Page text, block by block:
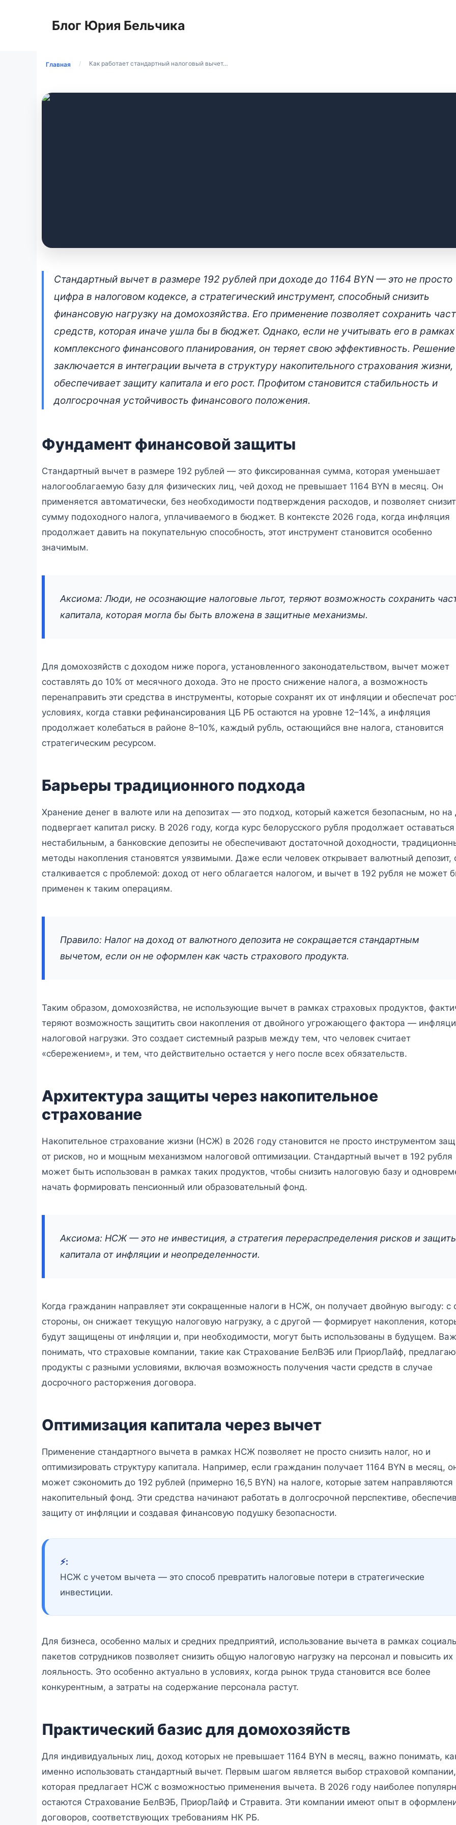
содержимомуБлог Юрия Бельчика
Главная / Как работает стандартный налоговый вычет…
Как работает стандартный налоговый вычет в
накопительном страховании жизни в Беларуси
📅 2 июля 2026 • 👁 6 745 прочтений
Стандартный вычет в размере 192 рублей при доходе до 1164 BYN — это не просто
цифра в налоговом кодексе, а стратегический инструмент, способный снизить
финансовую нагрузку на домохозяйства. Его применение позволяет сохранить
средств, которая иначе ушла бы в бюджет. Однако, если не учитывать его в рамках
комплексного финансового планирования, он теряет свою эффективность. Решение
заключается в интеграции вычета в структуру накопительного страхования жизни,
обеспечивает защиту капитала и его рост. Профитом становится стабильность и
долгосрочная устойчивость финансового положения.
Фундамент финансовой защиты
Стандартный вычет в размере 192 рублей — это фиксированная сумма, которая уменьшает
налогооблагаемую базу для физических лиц, чей доход не превышает 1164 BYN в месяц. Он
применяется автоматически, без необходимости подтверждения расходов, и позволяет
сумму подоходного налога, уплачиваемого в бюджет. В контексте 2026 года, когда инфляция
продолжает давить на покупательную способность, этот инструмент становится особенно
значимым.
Аксиома: Люди, не осознающие налоговые льгот, теряют возможность сохранить
капитала, которая могла бы быть вложена в защитные механизмы.
Для домохозяйств с доходом ниже порога, установленного законодательством, вычет может
составлять до 10% от месячного дохода. Это не просто снижение налога, а возможность
перенаправить эти средства в инструменты, которые сохранят их от инфляции и обеспечат
условиях, когда ставки рефинансирования ЦБ РБ остаются на уровне 12–14%, а инфляция
продолжает колебаться в районе 8–10%, каждый рубль, остающийся вне налога, становится
стратегическим ресурсом.
Барьеры традиционного подхода
Хранение денег в валюте или на депозитах — это подход, который кажется безопасным, но на
подвергает капитал риску. В 2026 году, когда курс белорусского рубля продолжает оставаться
нестабильным, а банковские депозиты не обеспечивают достаточной доходности,
методы накопления становятся уязвимыми. Даже если человек открывает валютный депозит,
сталкивается с проблемой: доход от него облагается налогом, и вычет в 192 рубля не может
применен к таким операциям.
Правило: Налог на доход от валютного депозита не сокращается стандартным
вычетом, если он не оформлен как часть страхового продукта.
Таким образом, домохозяйства, не использующие вычет в рамках страховых продуктов,
теряют возможность защитить свои накопления от двойного угрожающего фактора —
налоговой нагрузки. Это создает системный разрыв между тем, что человек считает
«сбережением», и тем, что действительно остается у него после всех обязательств.
Архитектура защиты через накопительное
страхование
Накопительное страхование жизни (НСЖ) в 2026 году становится не просто инструментом
от рисков, но и мощным механизмом налоговой оптимизации. Стандартный вычет в 192 рубля
может быть использован в рамках таких продуктов, чтобы снизить налоговую базу и
начать формировать пенсионный или образовательный фонд.
Аксиома: НСЖ — это не инвестиция, а стратегия перераспределения рисков и
капитала от инфляции и неопределенности.
Когда гражданин направляет эти сокращенные налоги в НСЖ, он получает двойную выгоду: с
стороны, он снижает текущую налоговую нагрузку, а с другой — формирует накопления,
будут защищены от инфляции и, при необходимости, могут быть использованы в будущем.
понимать, что страховые компании, такие как Страхование БелВЭБ или ПриорЛайф,
продукты с разными условиями, включая возможность получения части средств в случае
досрочного расторжения договора.
Оптимизация капитала через вычет
Применение стандартного вычета в рамках НСЖ позволяет не просто снизить налог, но и
оптимизировать структуру капитала. Например, если гражданин получает 1164 BYN в месяц,
может сэкономить до 192 рублей (примерно 16,5 BYN) на налоге, которые затем направляются
накопительный фонд. Эти средства начинают работать в долгосрочной перспективе,
защиту от инфляции и создавая финансовую подушку безопасности.
⚡️:
НСЖ с учетом вычета — это способ превратить налоговые потери в стратегические
инвестиции.
Для бизнеса, особенно малых и средних предприятий, использование вычета в рамках
пакетов сотрудников позволяет снизить общую налоговую нагрузку на персонал и повысить их
лояльность. Это особенно актуально в условиях, когда рынок труда становится все более
конкурентным, а затраты на содержание персонала растут.
Практический базис для домохозяйств
Для индивидуальных лиц, доход которых не превышает 1164 BYN в месяц, важно понимать,
именно использовать стандартный вычет. Первым шагом является выбор страховой компании,
которая предлагает НСЖ с возможностью применения вычета. В 2026 году наиболее
остаются Страхование БелВЭБ, ПриорЛайф и Стравита. Эти компании имеют опыт в
договоров, соответствующих требованиям НК РБ.